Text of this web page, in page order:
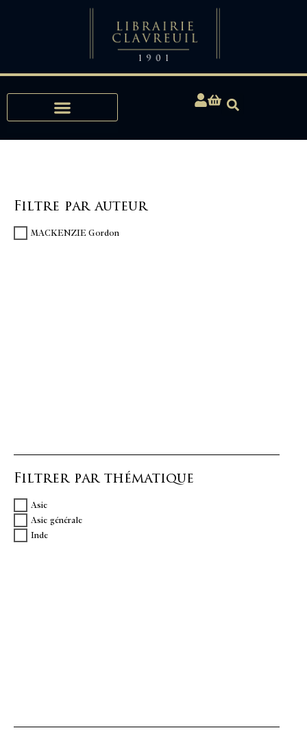
Filtre par auteur
MACKENZIE Gordon
Filtrer par thématique
Asie
Asie générale
Inde